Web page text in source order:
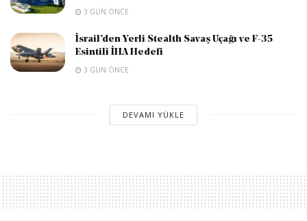
3 GÜN ÖNCE
İsrail’den Yerli Stealth Savaş Uçağı ve F-35
Esintili İHA Hedefi
3 GÜN ÖNCE
DEVAMI YÜKLE